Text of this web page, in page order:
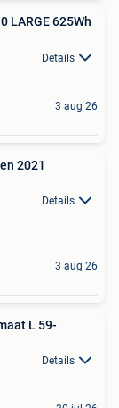
LARGE 625Wh
Details
3 aug 26
2021
Details
3 aug 26
L 59-
Details